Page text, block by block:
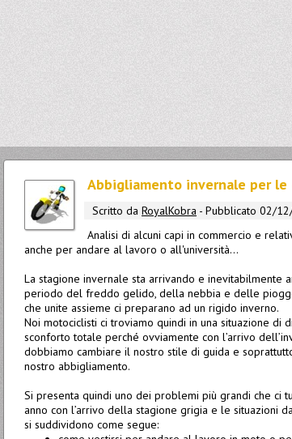
Abbigliamento invernale per le
Scritto da RoyalKobra - Pubblicato 02/
Analisi di alcuni capi in commercio e
anche per andare al lavoro o all'università...
La stagione invernale sta arrivando e inevitabilmente
periodo del freddo gelido, della nebbia e delle
che unite assieme ci preparano ad un rigido inverno.
Noi motociclisti ci troviamo quindi in una situazione di
sconforto totale perché ovviamente con l’arrivo
dobbiamo cambiare il nostro stile di guida e
nostro abbigliamento.
Si presenta quindi uno dei problemi più grandi che ci
anno con l’arrivo della stagione grigia e le situazioni
si suddividono come segue: